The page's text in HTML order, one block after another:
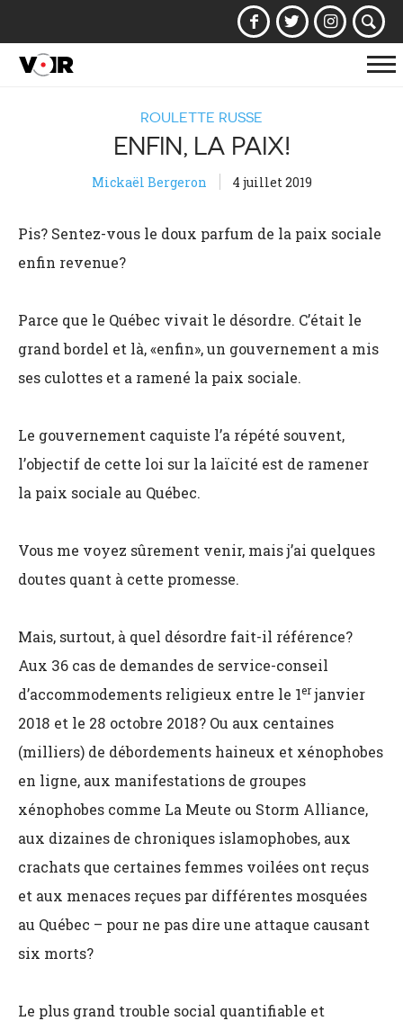
ROULETTE RUSSE
ENFIN, LA PAIX!
Mickaël Bergeron 4 juillet 2019
Pis? Sentez-vous le doux parfum de la paix sociale
enfin revenue?
Parce que le Québec vivait le désordre. C’était le
grand bordel et là, «enfin», un gouvernement a mis
ses culottes et a ramené la paix sociale.
Le gouvernement caquiste l’a répété souvent,
l’objectif de cette loi sur la laïcité est de ramener
la paix sociale au Québec.
Vous me voyez sûrement venir, mais j’ai quelques
doutes quant à cette promesse.
Mais, surtout, à quel désordre fait-il référence?
Aux 36 cas de demandes de service-conseil
d’accommodements religieux entre le 1erjanvier
2018 et le 28 octobre 2018? Ou aux centaines
(milliers) de débordements haineux et xénophobes
en ligne, aux manifestations de groupes
xénophobes comme La Meute ou Storm Alliance,
aux dizaines de chroniques islamophobes, aux
crachats que certaines femmes voilées ont reçus
et aux menaces reçues par différentes mosquées
au Québec – pour ne pas dire une attaque causant
six morts?
Le plus grand trouble social quantifiable et